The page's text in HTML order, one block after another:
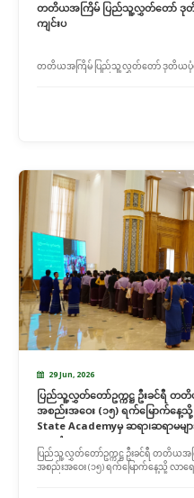
တတိယအကြိမ် ပြည်သူ့လွှတ်တော် ဒုတိယပုံမှန်အစ
ကျင်းပ
တတိယအကြိမ် ပြည်သူ့လွှတ်တော် ဒုတိယပုံမှန်
29 Jun, 2026
ပြည်သူ့လွှတ်တော်ဥက္ကဋ္ဌ ဦးခင်ရီ တတိယ
အစည်းအဝေး (၁၅) ရက်မြောက်န
State Academyမှ ဆရာ၊ဆရာမမျာ
တွေ့ဆုံ
ပြည်သူ့လွှတ်တော်ဥက္ကဋ္ဌ ဦးခင်ရီ တတိယ
အစည်းအဝေး (၁၅) ရက်မြောက်နေ့သို့ လ